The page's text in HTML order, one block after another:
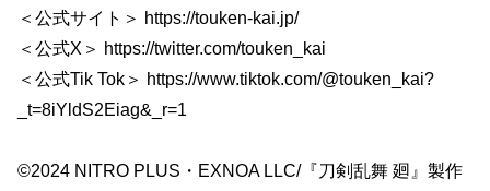
＜公式サイト＞ https://touken-kai.jp/
＜公式X＞ https://twitter.com/touken_kai
＜公式Tik Tok＞ https://www.tiktok.com/@touken_kai?
_t=8iYldS2Eiag&_r=1
©2024 NITRO PLUS・EXNOA LLC/『刀剣乱舞 廻』製作